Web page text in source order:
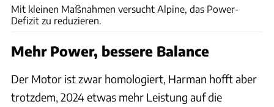
Mit kleinen Maßnahmen versucht Alpine, das Power-
Defizit zu reduzieren.
Mehr Power, bessere Balance
Der Motor ist zwar homologiert, Harman hofft aber
trotzdem, 2024 etwas mehr Leistung auf die